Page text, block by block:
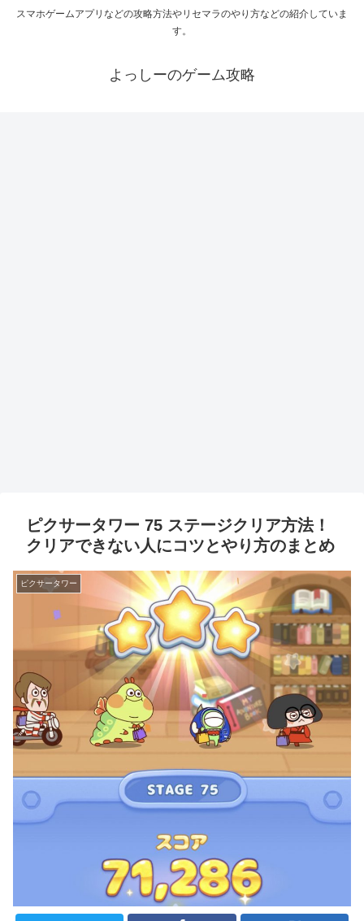
スマホゲームアプリなどの攻略方法やリセマラのやり方などの紹介していま
す。
よっしーのゲーム攻略
ピクサータワー 75 ステージクリア方法！
クリアできない人にコツとやり方のまとめ
ピクサータワー